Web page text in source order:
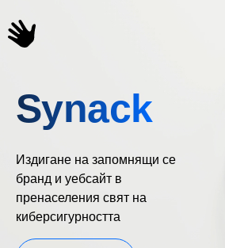
Synack
Издигане на запомнящи се
бранд и уебсайт в
пренаселения свят на
киберсигурността